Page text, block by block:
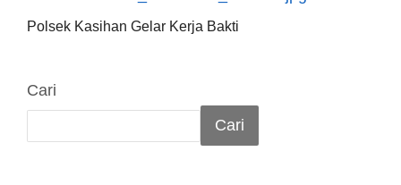
Polsek Kasihan Gelar Kerja Bakti
Cari
Cari